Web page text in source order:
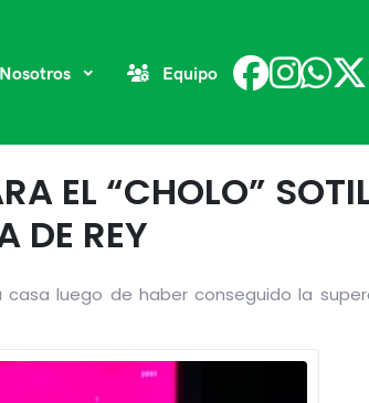
Nosotros Equipo
EL “CHOLO”
DE REY
luego de haber conseguido la